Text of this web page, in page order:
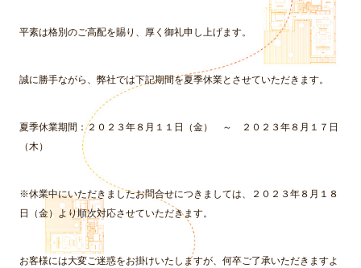
平素は格別のご高配を賜り、厚く御礼申し上げます。
誠に勝手ながら、弊社では下記期間を夏季休業とさせていただきます。
夏季休業期間：２０２３年８月１１日（金） ～ ２０２３年８月１７日
（木）
※休業中にいただきましたお問合せにつきましては、２０２３年８月１８
日（金）より順次対応させていただきます。
お客様には大変ご迷惑をお掛けいたしますが、何卒ご了承いただきますよ